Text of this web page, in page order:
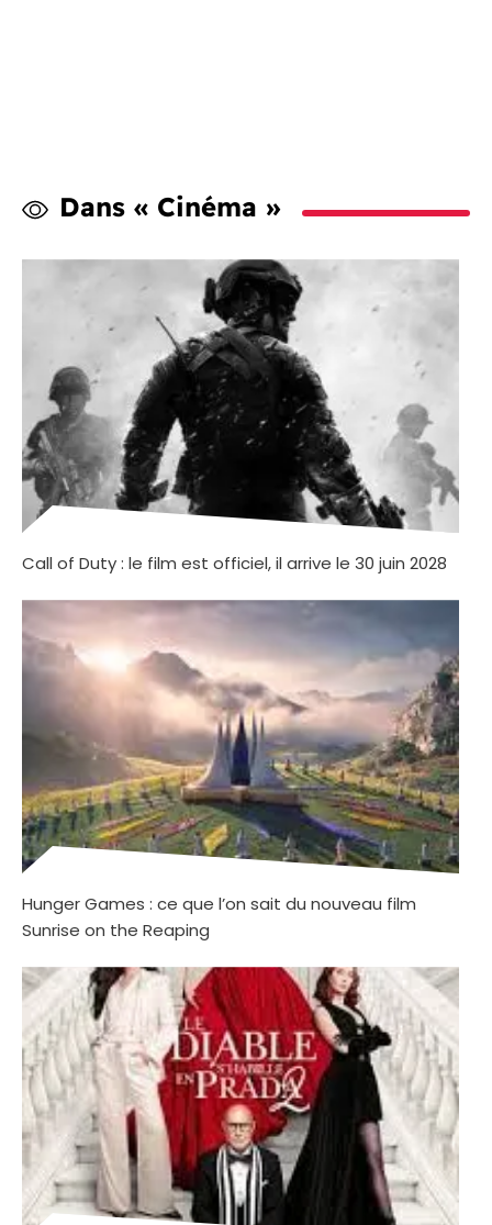
Dans « Cinéma »
Call of Duty : le film est officiel, il arrive le 30 juin 2028
Hunger Games : ce que l’on sait du nouveau film
Sunrise on the Reaping